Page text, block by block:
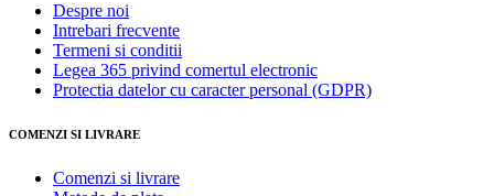
Despre noi
Intrebari frecvente
Termeni si conditii
Legea 365 privind comertul electronic
Protectia datelor cu caracter personal (GDPR)
COMENZI SI LIVRARE
Comenzi si livrare